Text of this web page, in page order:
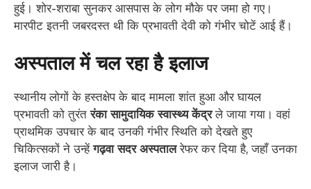
हुई। शोर-शराबा सुनकर आसपास के लोग मौके पर जमा हो गए।
मारपीट इतनी जबरदस्त थी कि प्रभावती देवी को गंभीर चोटें आई हैं।
अस्पताल में चल रहा है इलाज
स्थानीय लोगों के हस्तक्षेप के बाद मामला शांत हुआ और घायल
प्रभावती को तुरंतरंका सामुदायिक स्वास्थ्य केंद्रले जाया गया। वहां
प्राथमिक उपचार के बाद उनकी गंभीर स्थिति को देखते हुए
चिकित्सकों ने उन्हेंगढ़वा सदर अस्पतालरेफर कर दिया है, जहाँ उनका
इलाज जारी है।